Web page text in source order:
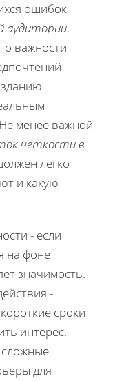
ошибок
аудитории.
важности
менее важной
четкости в
легко
и какую
- если
на фоне
значимость.
-
сроки
интерес.
сложные
для